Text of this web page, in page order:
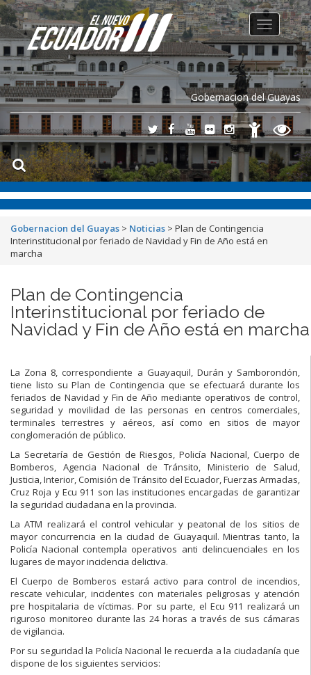
Gobernacion del Guayas
Toggle
navigation
Gobernacion del Guayas > Noticias > Plan de Contingencia
Interinstitucional por feriado de Navidad y Fin de Año está en
marcha
Plan de Contingencia
Interinstitucional por feriado de
Navidad y Fin de Año está en marcha
La Zona 8, correspondiente a Guayaquil, Durán y Samborondón,
tiene listo su Plan de Contingencia que se efectuará durante los
feriados de Navidad y Fin de Año mediante operativos de control,
seguridad y movilidad de las personas en centros comerciales,
terminales terrestres y aéreos, así como en sitios de mayor
conglomeración de público.
La Secretaría de Gestión de Riesgos, Policía Nacional, Cuerpo de
Bomberos, Agencia Nacional de Tránsito, Ministerio de Salud,
Justicia, Interior, Comisión de Tránsito del Ecuador, Fuerzas Armadas,
Cruz Roja y Ecu 911 son las instituciones encargadas de garantizar
la seguridad ciudadana en la provincia.
La ATM realizará el control vehicular y peatonal de los sitios de
mayor concurrencia en la ciudad de Guayaquil. Mientras tanto, la
Policía Nacional contempla operativos anti delincuenciales en los
lugares de mayor incidencia delictiva.
El Cuerpo de Bomberos estará activo para control de incendios,
rescate vehicular, incidentes con materiales peligrosas y atención
pre hospitalaria de víctimas. Por su parte, el Ecu 911 realizará un
riguroso monitoreo durante las 24 horas a través de sus cámaras
de vigilancia.
Por su seguridad la Policía Nacional le recuerda a la ciudadanía que
dispone de los siguientes servicios: